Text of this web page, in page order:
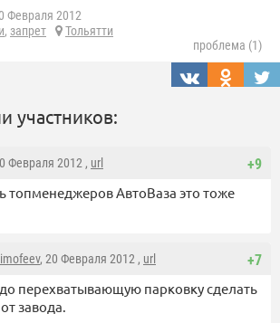
Февраля 2012
, запрет
Тольятти
проблема (1)
участников:
+9
Февраля 2012 , url
топменеджеров АвтоВаза это тоже
+7
, 20 Февраля 2012 , url
перехватывающую парковку сделать
завода.